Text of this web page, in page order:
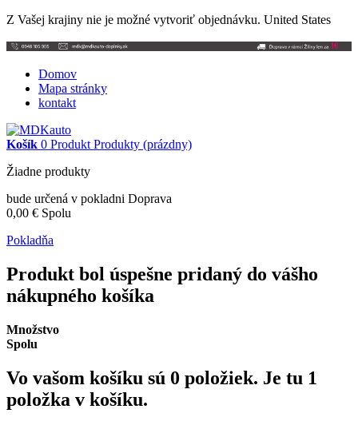
Z Vašej krajiny nie je možné vytvoriť objednávku. United States
Domov
Mapa stránky
kontakt
Košík 0 Produkt Produkty (prázdny)
Žiadne produkty
bude určená v pokladni Doprava
0,00 € Spolu
Pokladňa
Produkt bol úspešne pridaný do vášho
nákupného košíka
Množstvo
Spolu
Vo vašom košíku sú 0 položiek. Je tu 1
položka v košíku.